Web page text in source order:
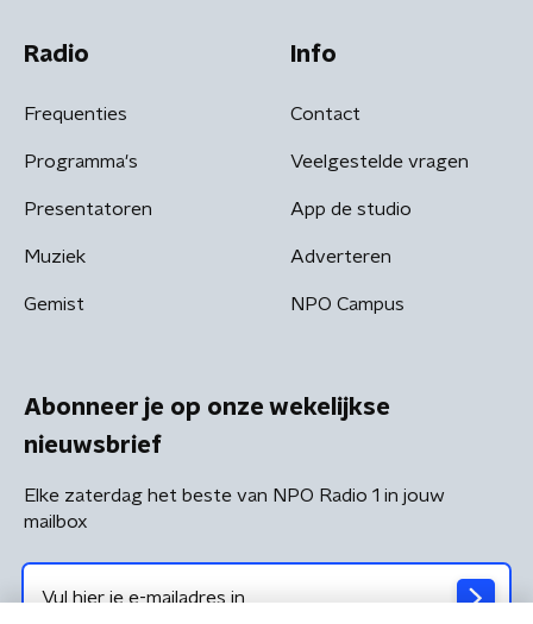
Radio
Frequenties
Programma's
Presentatoren
Muziek
Gemist
Info
Contact
Veelgestelde vragen
App de studio
Adverteren
NPO Campus
Abonneer je op onze wekelijkse
nieuwsbrief
Elke zaterdag het beste van NPO Radio 1 in jouw
mailbox